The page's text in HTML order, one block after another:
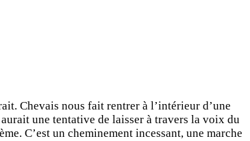
Chevais nous fait rentrer à l’intérieur d’une
une tentative de laisser à travers la voix du
C’est un cheminement incessant, une marche